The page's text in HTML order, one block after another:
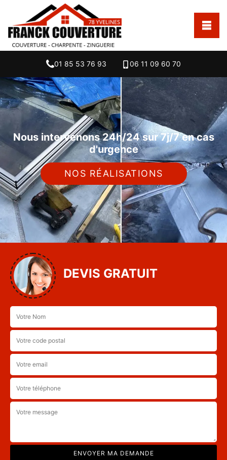
01 85 53 76 93 06 11 09 60 70
Nous intervenons 24h/24 sur 7j/7 en cas
d'urgence
NOS RÉALISATIONS
DEVIS GRATUIT